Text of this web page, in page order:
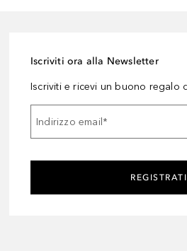
Iscriviti ora alla Newsletter
Iscriviti e ricevi un buono regalo
Indirizzo email *
REGISTRATI